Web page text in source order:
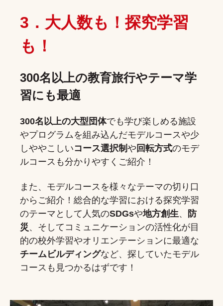
3．大人数も！探究学習
も！
300名以上の教育旅行やテーマ学
習にも最適
300名以上の大型団体でも学び楽しめる施設
やプログラムを組み込んだモデルコースや少
しややこしいコース選択制 や 回転方式のモデ
ルコースも分かりやすくご紹介！
また、モデルコースを様々なテーマの切り口
からご紹介 ！ 総合的な学習における探究学習
のテーマとして人気のSDGsや地方創生、
防
災 、そしてコミュニケーションの活性化が目
的の校外学習やオリエンテーションに最適な
チームビルディングなど、探していたモデル
コースも見つかるはずです！